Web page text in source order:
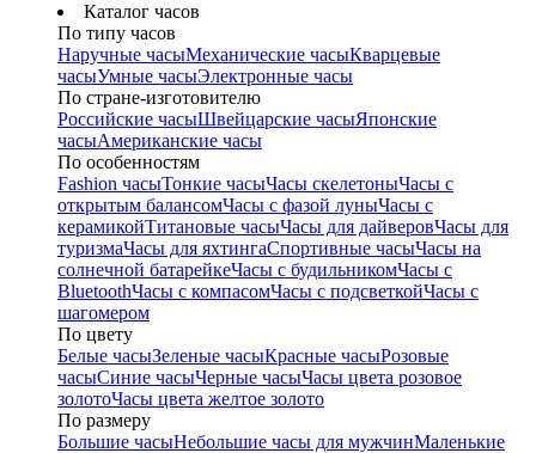
Каталог часов
По типу часов
Наручные часыМеханические часыКварцевые
часыУмные часыЭлектронные часы
По стране-изготовителю
Российские часыШвейцарские часыЯпонские
часыАмериканские часы
По особенностям
Fashion часыТонкие часыЧасы скелетоныЧасы с
открытым балансомЧасы с фазой луныЧасы с
керамикойТитановые часыЧасы для дайверовЧасы для
туризмаЧасы для яхтингаСпортивные часыЧасы на
солнечной батарейкеЧасы с будильникомЧасы с
BluetoothЧасы с компасомЧасы с подсветкойЧасы с
шагомером
По цвету
Белые часыЗеленые часыКрасные часыРозовые
часыСиние часыЧерные часыЧасы цвета розовое
золотоЧасы цвета желтое золото
По размеру
Большие часыНебольшие часы для мужчинМаленькие